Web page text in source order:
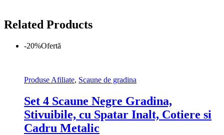
Related Products
-20%Ofertă
Produse Afiliate, Scaune de gradina
Set 4 Scaune Negre Gradina,
Stivuibile, cu Spatar Inalt, Cotiere si
Cadru Metalic